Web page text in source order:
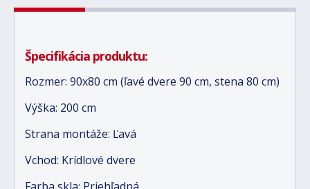
Špecifikácia produktu:
Rozmer: 90x80 cm (ľavé dvere 90 cm, stena 80 cm)
Výška: 200 cm
Strana montáže: Ľavá
Vchod: Krídlové dvere
Farba skla: Priehľadná